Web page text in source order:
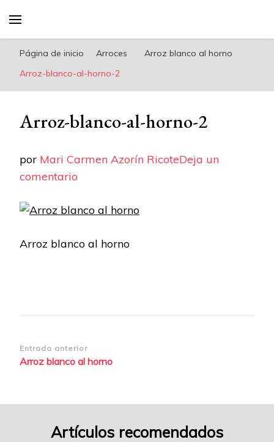
riconoricote.com es un blog de cocina sana,
fácil, saludable y dieta mediterránea
Página de inicio Arroces
Arroz blanco al horno
Arroz-blanco-al-horno-2
Arroz-blanco-al-horno-2
por Mari Carmen Azorín RicoteDeja un
comentario
blanco-
horno-
Arroz blanco al horno
Navegación
de
Entrada anterior
Arroz blanco al horno
Artículos recomendados